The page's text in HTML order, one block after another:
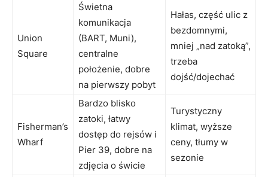
Union
Square
Świetna
komunikacja
(BART, Muni),
centralne
położenie, dobre
na pierwszy pobyt
Hałas, część ulic z
bezdomnymi,
mniej „nad zatoką”,
trzeba
dojść/dojechać
Fisherman’s
Wharf
Bardzo blisko
zatoki, łatwy
dostęp do rejsów i
Pier 39, dobre na
zdjęcia o świcie
Turystyczny
klimat, wyższe
ceny, tłumy w
sezonie